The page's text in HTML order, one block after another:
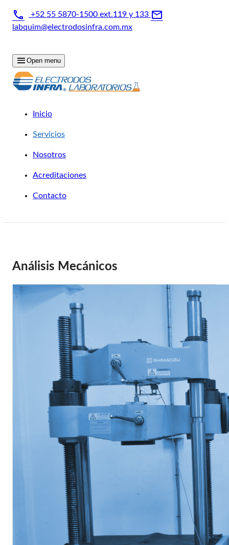
+52 55 5870-1500 ext.119 y 133
labquim@electrodosinfra.com.mx
Open menu
Inicio
Servicios
Nosotros
Acreditaciones
Contacto
Análisis Mecánicos